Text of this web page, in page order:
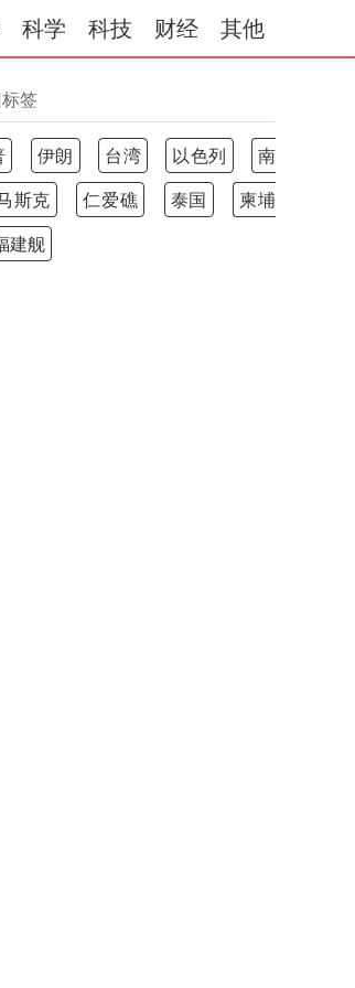
科学 科技 财经 其他
签
伊朗 台湾 以色列
南
斯克 仁爱礁 泰国
柬埔
建舰